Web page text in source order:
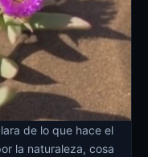
de lo que hace el
la naturaleza, cosa